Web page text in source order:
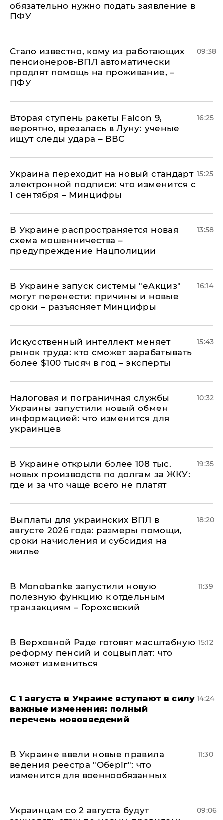
обязательно нужно подать заявление в
ПФУ
Стало известно, кому из работающих
пенсионеров-ВПЛ автоматически
продлят помощь на проживание, –
ПФУ
09:38
Вторая ступень ракеты Falcon 9,
вероятно, врезалась в Луну: ученые
ищут следы удара – ВВС
16:25
Украина переходит на новый стандарт
электронной подписи: что изменится с
1 сентября – Минцифры
15:25
В Украине распространяется новая
схема мошенничества –
предупреждение Нацполиции
13:58
В Украине запуск системы "еАкциз"
могут перенести: причины и новые
сроки – разъясняет Минцифры
16:14
Искусственный интеллект меняет
рынок труда: кто сможет зарабатывать
более $100 тысяч в год – эксперты
15:43
Налоговая и пограничная службы
Украины запустили новый обмен
информацией: что изменится для
украинцев
10:32
В Украине открыли более 108 тыс.
новых производств по долгам за ЖКУ:
где и за что чаще всего не платят
19:35
Выплаты для украинских ВПЛ в
августе 2026 года: размеры помощи,
сроки начисления и субсидия на
жилье
18:20
В Мonobankе запустили новую
полезную функцию к отдельным
транзакциям – Гороховский
11:39
В Верховной Раде готовят масштабную
реформу пенсий и соцвыплат: что
может измениться
15:12
С 1 августа в Украине вступают в силу
важные изменения: полный
перечень нововведений
14:24
В Украине ввели новые правила
ведения реестра "Оберіг": что
изменится для военнообязанных
11:30
Украинцам со 2 августа будут
09:06